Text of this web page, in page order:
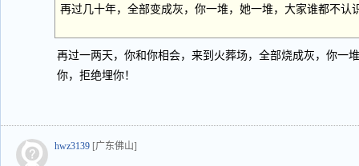
再过几十年，全部变成灰，你一堆，她一堆，大家谁都不认
再过一两天，你和你相会，来到火葬场，全部烧成灰，你一
你，拒绝埋你！
hwz3139 [广东佛山]